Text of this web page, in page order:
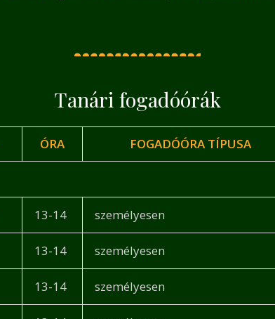
Tanári fogadóórák
ÓRA FOGADÓÓRA TÍPUSA
13-14 személyesen
13-14 személyesen
13-14 személyesen